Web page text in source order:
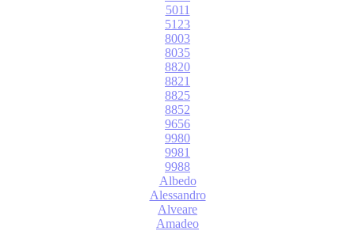
5011
5123
8003
8035
8820
8821
8825
8852
9656
9980
9981
9988
Albedo
Alessandro
Alveare
Amadeo